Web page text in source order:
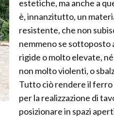
estetiche, ma anche a
è, innanzitutto, un
resistente, che non
nemmeno se
rigide o molto elevate,
non molto violenti, o
Tutto ciò rendere il ferro
per la realizzazione di
posizionare in spazi